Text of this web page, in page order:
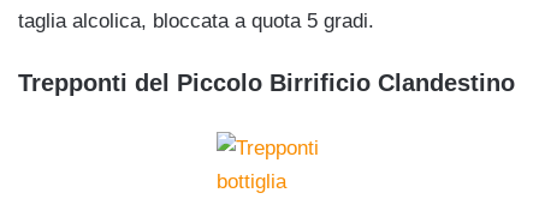
taglia alcolica, bloccata a quota 5 gradi.
Trepponti del Piccolo Birrificio Clandestino